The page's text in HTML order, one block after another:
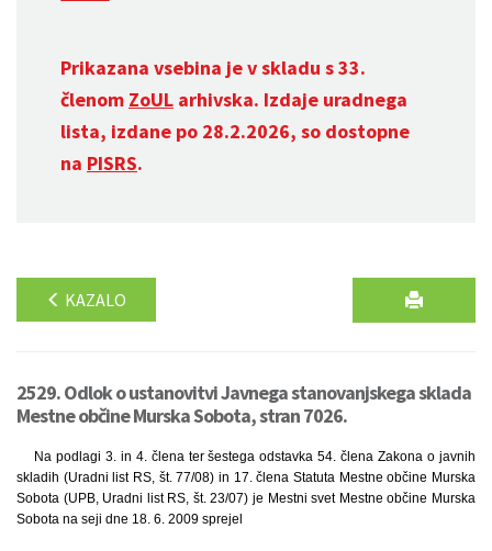
Prikazana vsebina je v skladu s 33.
členom ZoUL arhivska. Izdaje uradnega
lista, izdane po 28.2.2026, so dostopne
na PISRS.
KAZALO
2529. Odlok o ustanovitvi Javnega stanovanjskega sklada
Mestne občine Murska Sobota, stran 7026.
Na podlagi 3. in 4. člena ter šestega odstavka 54. člena Zakona o javnih
skladih (Uradni list RS, št. 77/08) in 17. člena Statuta Mestne občine Murska
Sobota (UPB, Uradni list RS, št. 23/07) je Mestni svet Mestne občine Murska
Sobota na seji dne 18. 6. 2009 sprejel